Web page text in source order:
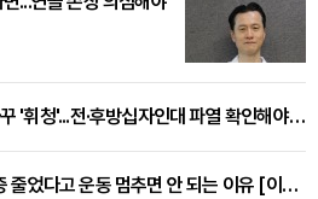
무릎 통증 가라앉았는데 자꾸 '휘청'...전·후방십자인대 파열 확인해야 [곽우경 원장 칼럼]
팔 들기 어려운 오십견, 통증 줄었다고 운동 멈추면 안 되는 이유 [이병욱 원장 칼럼]